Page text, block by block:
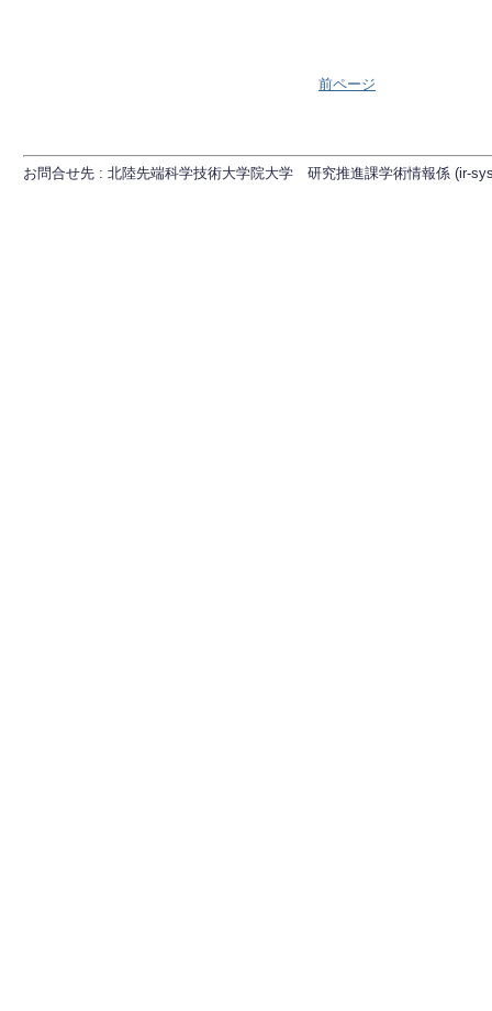
前ページ
お問合せ先 : 北陸先端科学技術大学院大学 研究推進課学術情報係 (ir-